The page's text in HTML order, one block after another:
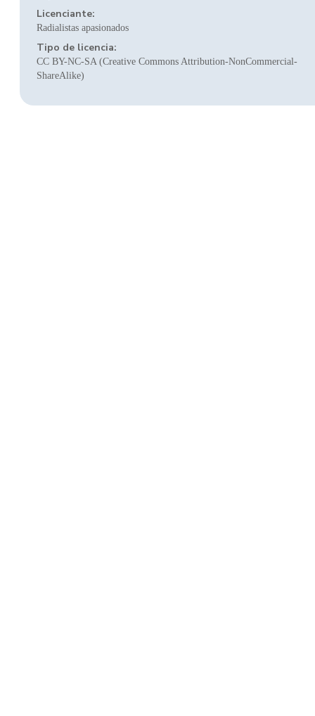
Licenciante:
Radialistas apasionados
Tipo de licencia:
CC BY-NC-SA (Creative Commons Attribution-NonCommercial-
ShareAlike)